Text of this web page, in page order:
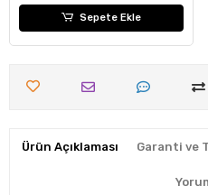
Sepete Ekle
Ürün Açıklaması Garanti ve